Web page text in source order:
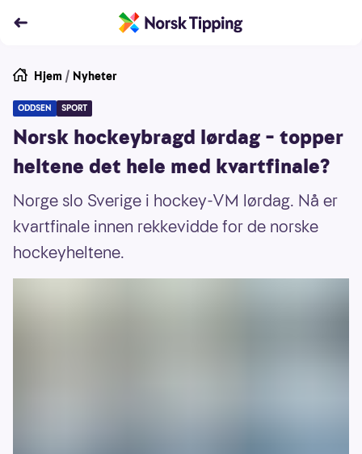
Hjem / Nyheter
ODDSEN SPORT
Norsk hockeybragd lørdag – topper
heltene det hele med kvartfinale?
Norge slo Sverige i hockey-VM lørdag. Nå er
kvartfinale innen rekkevidde for de norske
hockeyheltene.